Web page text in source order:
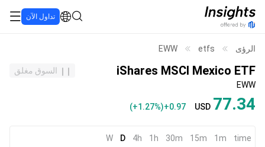
تداول الآن
الرؤى etfs
EWW
iShares MSCI Mexico ETF
السوق مغلق
EWW
77.34
USD
+0.97
(+1.27%)
time
1m
15m
30m
1h
4h
D
W